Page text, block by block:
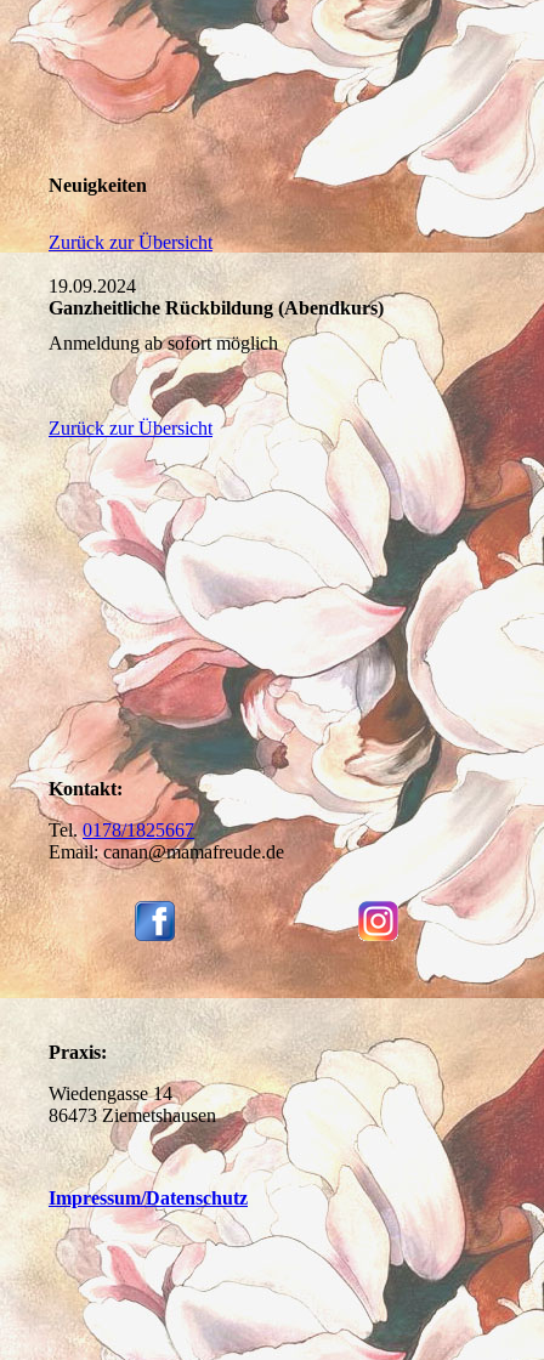
Neuigkeiten
Zurück zur Übersicht
19.09.2024
Ganzheitliche Rückbildung (Abendkurs)
Anmeldung ab sofort möglich
Zurück zur Übersicht
Kontakt:
Tel.0178/1825667
Email: canan@mamafreude.de
Praxis:
Wiedengasse 14
86473 Ziemetshausen
Impressum/Datenschutz